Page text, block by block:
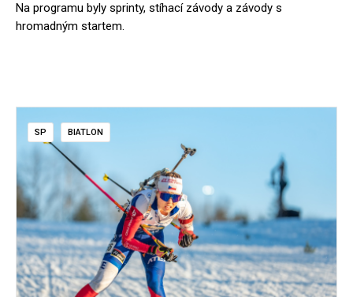
Na programu byly sprinty, stíhací závody a závody s
hromadným startem.
SP BIATLON